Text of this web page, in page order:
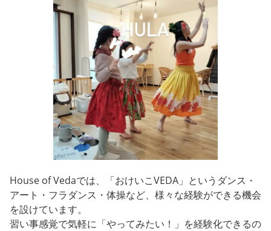
House of Vedaでは、「おけいこVEDA」というダンス・
アート・フラダンス・体操など、様々な経験ができる機会
を設けています。
習い事感覚で気軽に「やってみたい！」を経験化できるの